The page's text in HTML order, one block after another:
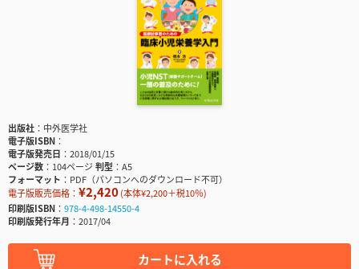
出版社
中外医学社
電子版ISBN
電子版発売日
2018/01/15
ページ数
104ページ判型
A5
フォーマット
PDF（パソコンへのダウンロード不可）
電子版販売価格： ¥2,420(本体¥2,200＋税10％)
印刷版ISBN
978-4-498-14550-4
印刷版発行年月
2017/04
カートに入れる